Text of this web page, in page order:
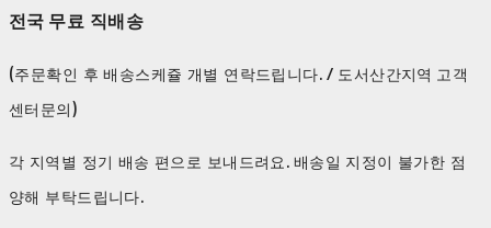
전국 무료 직배송
(주문확인 후 배송스케쥴 개별 연락드립니다. / 도서산간지역 고객
센터문의)
각 지역별 정기 배송 편으로 보내드려요. 배송일 지정이 불가한 점
양해 부탁드립니다.